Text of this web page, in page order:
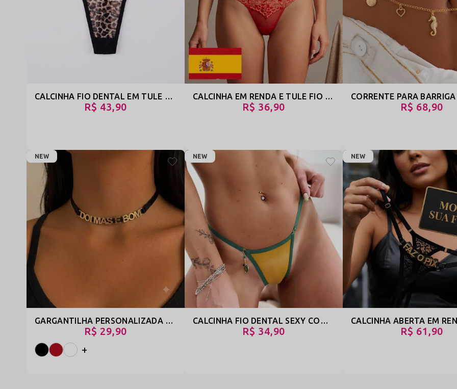
CALCINHA FIO DENTAL EM TULE ANIMAL PRINT COM BIJU DE PIMENTA - AMORA
R$ 43,90
CALCINHA EM RENDA E TULE FIO DENTAL - LINGERIE SENSUAL - ESPANHA
R$ 36,90 R$ 68,90
NEW
GARGANTILHA PERSONALIZADA MULTIUSO ATÉ 10 LETRAS - PRESENTE
R$ 29,90
+
NEW
CALCINHA FIO DENTAL SEXY COM REGULAGEM - DEITA E ROLA
R$ 34,90
NEW
R$ 61,90